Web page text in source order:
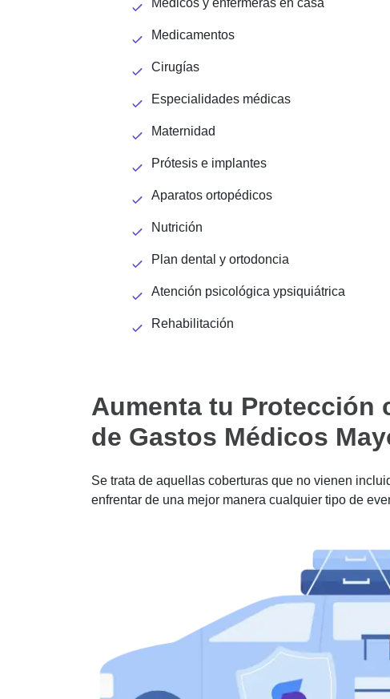
Médicos y enfermeras en casa
Medicamentos
Cirugías
Especialidades médicas
Maternidad
Prótesis e implantes
Aparatos ortopédicos
Nutrición
Plan dental y ortodoncia
Atención psicológica ypsiquiátrica
Rehabilitación
Aumenta tu Protección
de Gastos Médicos
Se trata de aquellas coberturas que no vienen
enfrentar de una mejor manera cualquier tipo de